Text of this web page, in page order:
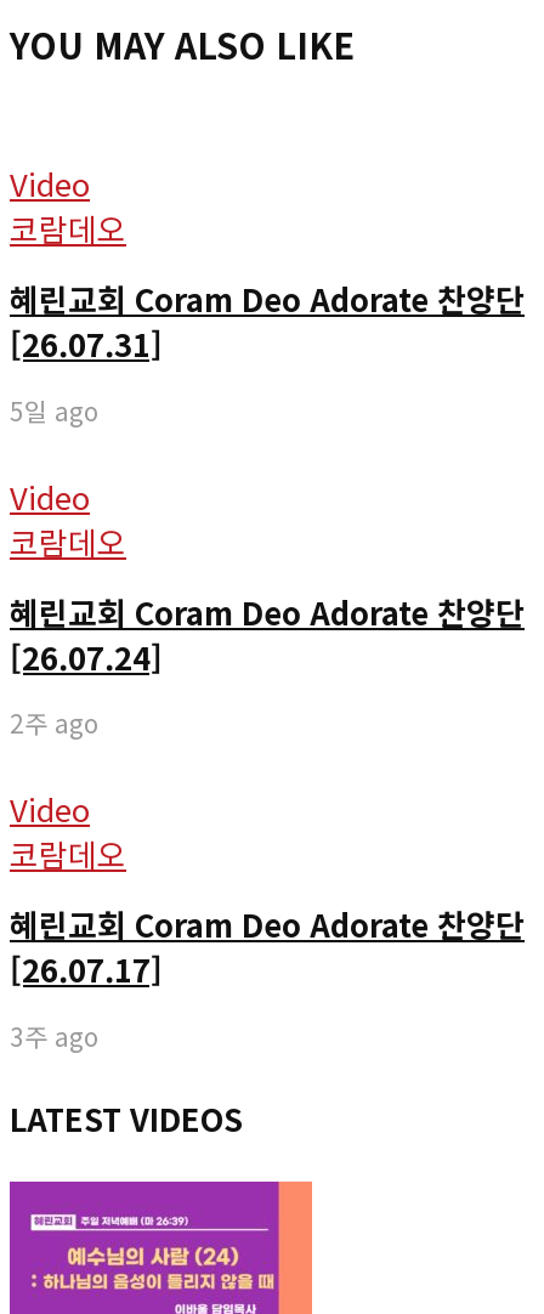
YOU MAY ALSO LIKE
Video
코람데오
혜린교회 Coram Deo Adorate 찬양단
[26.07.31]
5일 ago
Video
코람데오
혜린교회 Coram Deo Adorate 찬양단
[26.07.24]
2주 ago
Video
코람데오
혜린교회 Coram Deo Adorate 찬양단
[26.07.17]
3주 ago
LATEST VIDEOS